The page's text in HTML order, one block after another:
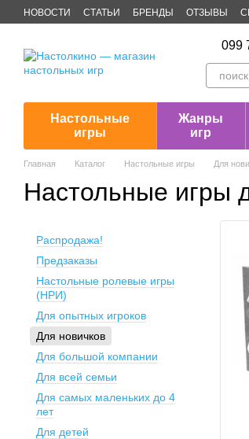
Перейти к основному контенту
НОВОСТИ СТАТЬИ БРЕНДЫ ОТЗЫВЫ
099
Настольные
игры
Жанры
игр
Главная Каталог Настольные игры Для
Настольные игры
Распродажа!
Предзаказы
Настольные ролевые игры
(НРИ)
Для опытных игроков
Для новичков
Для большой компании
Для всей семьи
Для самых маленьких до 4
лет
Для детей